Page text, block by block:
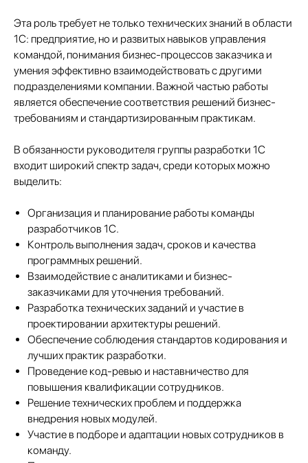
Эта роль требует не только технических знаний в области
1С: предприятие, но и развитых навыков управления
командой, понимания бизнес-процессов заказчика и
умения эффективно взаимодействовать с другими
подразделениями компании. Важной частью работы
является обеспечение соответствия решений бизнес-
требованиям и стандартизированным практикам.
В обязанности руководителя группы разработки 1С
входит широкий спектр задач, среди которых можно
выделить:
Организация и планирование работы команды
разработчиков 1С.
Контроль выполнения задач, сроков и качества
программных решений.
Взаимодействие с аналитиками и бизнес-
заказчиками для уточнения требований.
Разработка технических заданий и участие в
проектировании архитектуры решений.
Обеспечение соблюдения стандартов кодирования и
лучших практик разработки.
Проведение код-ревью и наставничество для
повышения квалификации сотрудников.
Решение технических проблем и поддержка
внедрения новых модулей.
Участие в подборе и адаптации новых сотрудников в
команду.